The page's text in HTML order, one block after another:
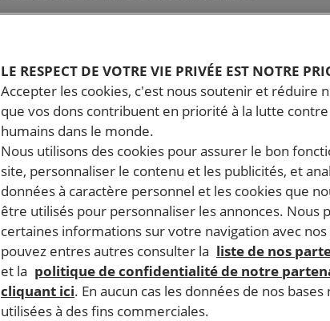
LE RESPECT DE VOTRE VIE PRIVÉE EST NOTRE
Accepter les cookies, c'est nous soutenir et réduire
que vos dons contribuent en priorité à la lutte
humains dans le monde.
Nous utilisons des cookies pour assurer le bon
site, personnaliser le contenu et les publicités, et
données à caractère personnel et les cookies que
être utilisés pour personnaliser les annonces. Nous
certaines informations sur votre navigation avec
pouvez entres autres consulter la liste de nos
et la politique de confidentialité de notre
cliquant ici. En aucun cas les données de nos
utilisées à des fins commerciales.